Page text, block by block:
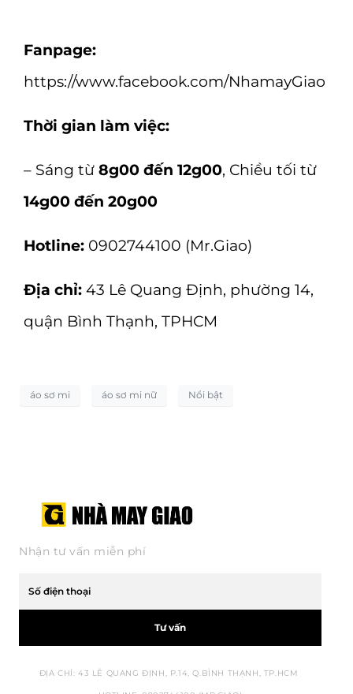
Fanpage:
https://www.facebook.com/NhamayGiao
Thời gian làm việc:
– Sáng từ 8g00 đến 12g00, Chiều tối từ
14g00 đến 20g00
Hotline: 0902744100 (Mr.Giao)
Địa chỉ: 43 Lê Quang Định, phường 14,
quận Bình Thạnh, TPHCM
áo sơ mi áo sơ mi nữ Nổi bật
Nhận tư vấn miễn phí
Tư vấn
ĐỊA CHỈ: 43 LÊ QUANG ĐỊNH, P.14, Q.BÌNH THẠNH, TP.HCM